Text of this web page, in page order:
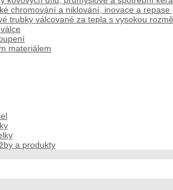
chromování a niklování, inovace a
trubky válcované za tepla s vysokou
materiálem
a produkty